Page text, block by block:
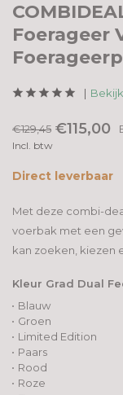
Foerageer
€129,45 €115,00
Incl. btw
Direct leverbaar
Met deze combi-
voerbak met een
kan zoeken, kiezen
Kleur Grad Dual
Blauw
Groen
Limited Edition
Paars
Rood
Roze